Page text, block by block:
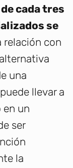
cada tres
se
relación con
una
llevar a
en un
ser
la